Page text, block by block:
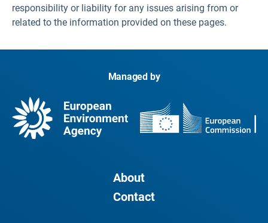
responsibility or liability for any issues arising from or
related to the information provided on these pages.
Managed by
About
Contact